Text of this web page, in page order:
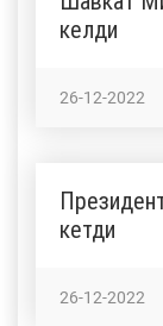
келди
26-12-2022
кетди
26-12-2022